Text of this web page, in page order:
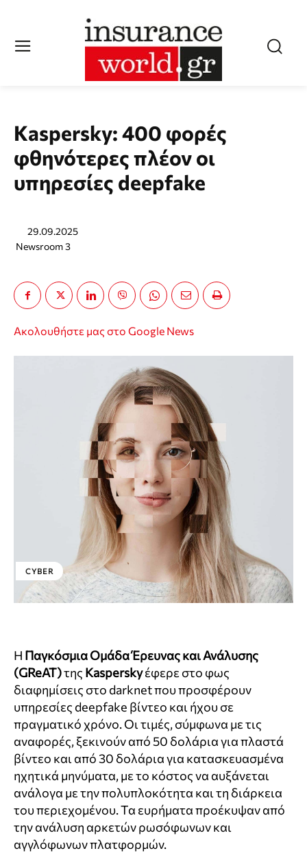
Kaspersky: 400 φορές
φθηνότερες πλέον οι
υπηρεσίες deepfake
29.09.2025
Newsroom 3
Ακολουθήστε μας στο Google News
CYBER
Η Παγκόσμια Ομάδα Έρευνας και Ανάλυσης
(GReAT)της Kasperskyέφερε στο φως
διαφημίσεις στο darknet που προσφέρουν
υπηρεσίες deepfake βίντεο και ήχου σε
πραγματικό χρόνο. Οι τιμές, σύμφωνα με τις
αναφορές, ξεκινούν από 50 δολάρια για πλαστά
βίντεο και από 30 δολάρια για κατασκευασμένα
ηχητικά μηνύματα, με το κόστος να αυξάνεται
ανάλογα με την πολυπλοκότητα και τη διάρκεια
του περιεχομένου. Τα ευρήματα προέκυψαν από
την ανάλυση αρκετών ρωσόφωνων και
αγγλόφωνων πλατφορμών.